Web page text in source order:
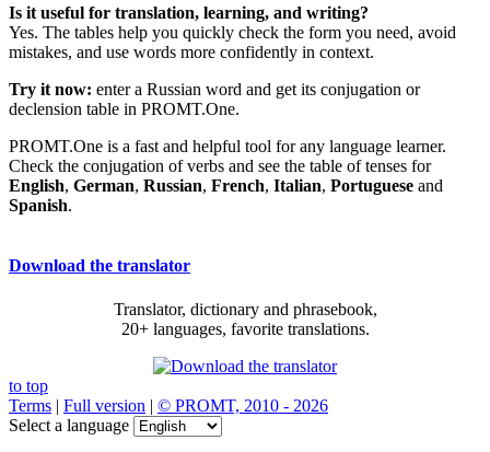
Is it useful for translation, learning, and writing?
Yes. The tables help you quickly check the form you need, avoid
mistakes, and use words more confidently in context.
Try it now: enter a Russian word and get its conjugation or
declension table in PROMT.One.
PROMT.One is a fast and helpful tool for any language learner.
Check the conjugation of verbs and see the table of tenses for
English, German, Russian, French, Italian, Portuguese and
Spanish.
Download the translator
Translator, dictionary and phrasebook,
20+ languages, favorite translations.
to top
Terms | Full version | © PROMT, 2010 - 2026
Select a language